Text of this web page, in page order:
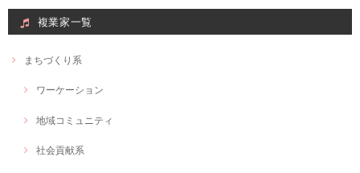
複業家一覧
まちづくり系
ワーケーション
地域コミュニティ
社会貢献系